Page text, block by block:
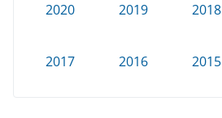
2020 2019 2018
2017 2016 2015